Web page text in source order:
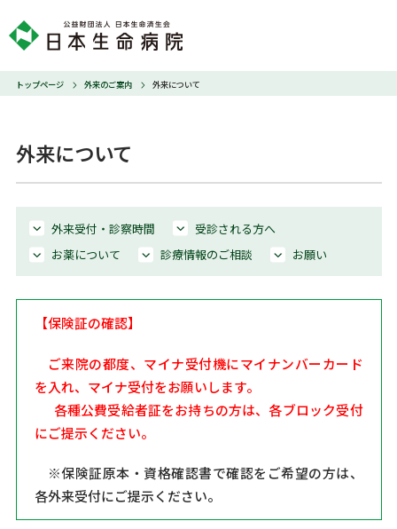
トップページ 外来のご案内 外来について
外来について
外来受付・診察時間
受診される方へ
お薬について
診療情報のご相談 お願い
【保険証の確認】
ご来院の都度、マイナ受付機にマイナンバーカード
を入れ、マイナ受付をお願いします。
各種公費受給者証をお持ちの方は、各ブロック受付
にご提示ください。
※保険証原本・資格確認書で確認をご希望の方は、
各外来受付にご提示ください。